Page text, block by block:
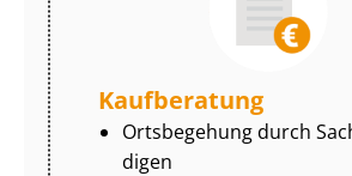
Kaufberatung
Ortsbegehung durch
di­gen